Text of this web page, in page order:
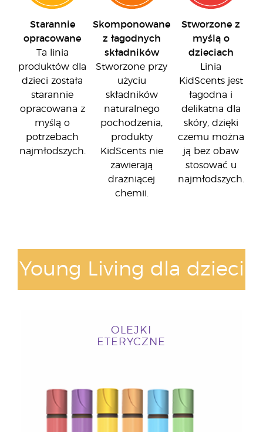
Starannie
opracowane
Ta linia
produktów dla
dzieci została
starannie
opracowana z
myślą o
potrzebach
najmłodszych.
Skomponowane
z łagodnych
składników
Stworzone przy
użyciu
składników
naturalnego
pochodzenia,
produkty
KidScents nie
zawierają
drażniącej
chemii.
Stworzone z
myślą o
dzieciach
Linia
KidScents jest
łagodna i
delikatna dla
skóry, dzięki
czemu można
ją bez obaw
stosować u
najmłodszych.
Young Living dla dzieci
OLEJKI
ETERYCZNE